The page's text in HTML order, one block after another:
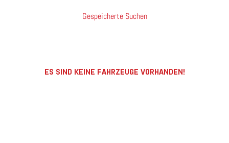
Gespeicherte Suchen
ES SIND KEINE FAHRZEUGE VORHANDEN!